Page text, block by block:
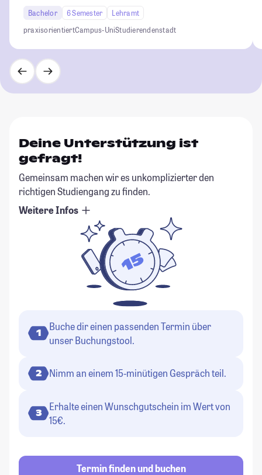
Bachelor 6 Semester
Lehramt
praxisorientiertCampus-UniStudierendenstadt
Deine Unterstützung ist
gefragt!
Gemeinsam machen wir es unkomplizierter den
richtigen Studiengang zu finden.
Weitere Infos
1
Buche dir einen passenden Termin über
unser Buchungstool.
2 Nimm an einem 15-minütigen Gespräch teil.
3
Erhalte einen Wunschgutschein im Wert von
15€.
Termin finden und buchen